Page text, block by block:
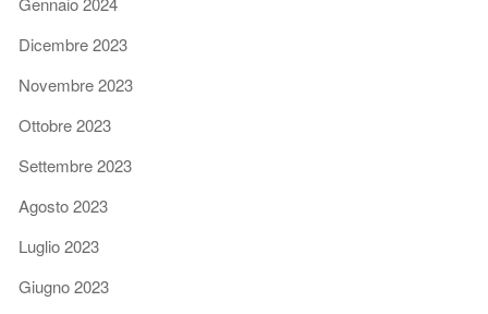
Dicembre 2023
Novembre 2023
Ottobre 2023
Settembre 2023
Agosto 2023
Luglio 2023
Giugno 2023